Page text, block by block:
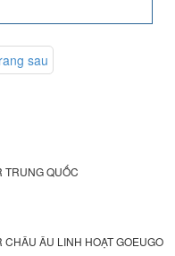
sau
TRUNG QUỐC
ÂU LINH HOẠT GOEUGO